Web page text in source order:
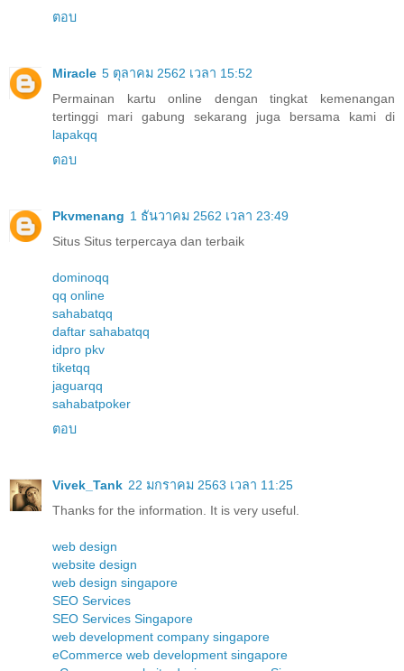
ตอบ
Miracle 5 ตุลาคม 2562 เวลา 15:52
Permainan kartu online dengan tingkat kemenangan
tertinggi mari gabung sekarang juga bersama kami di
lapakqq
ตอบ
Pkvmenang 1 ธันวาคม 2562 เวลา 23:49
Situs Situs terpercaya dan terbaik
dominoqq
qq online
sahabatqq
daftar sahabatqq
idpro pkv
tiketqq
jaguarqq
sahabatpoker
ตอบ
Vivek_Tank 22 มกราคม 2563 เวลา 11:25
Thanks for the information. It is very useful.
web design
website design
web design singapore
SEO Services
SEO Services Singapore
web development company singapore
eCommerce web development singapore